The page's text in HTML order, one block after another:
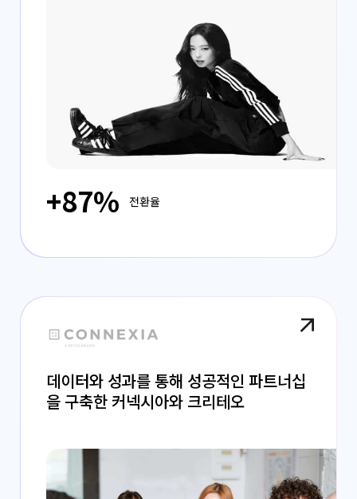
+87% 전환율
데이터와 성과를 통해 성공적인 파트너십
을 구축한 커넥시아와 크리테오